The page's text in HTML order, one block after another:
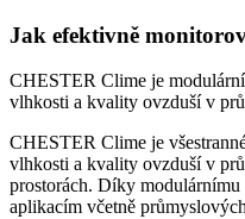
Jak efektivně
CHESTER Clime je
vlhkosti a kvality ovzduší v
CHESTER Clime je
vlhkosti a kvality ovzduší v
prostorách. Díky
aplikacím včetně